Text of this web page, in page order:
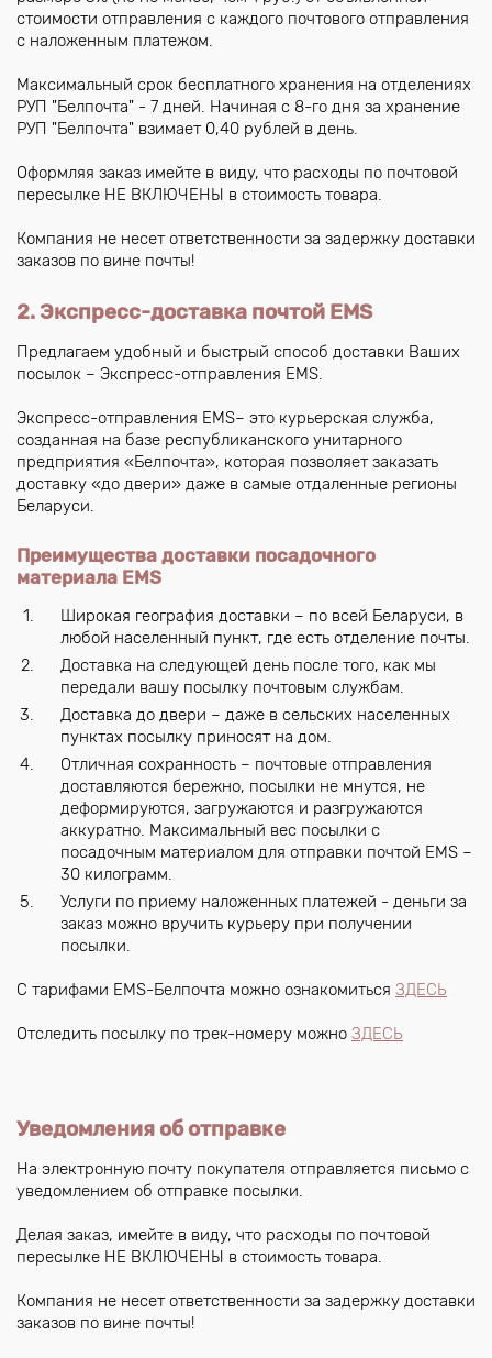
стоимости отправления с каждого почтового отправления
с наложенным платежом.
Максимальный срок бесплатного хранения на отделениях
РУП "Белпочта" - 7 дней. Начиная с 8-го дня за хранение
РУП "Белпочта" взимает 0,40 рублей в день.
Оформляя заказ имейте в виду, что расходы по почтовой
пересылке НЕ ВКЛЮЧЕНЫ в стоимость товара.
Компания не несет ответственности за задержку доставки
заказов по вине почты!
2. Экспресс-доставка почтой EMS
Предлагаем удобный и быстрый способ доставки Ваших
посылок – Экспресс-отправления EMS.
Экспресс-отправления EMS– это курьерская служба,
созданная на базе республиканского унитарного
предприятия «Белпочта», которая позволяет заказать
доставку «до двери» даже в самые отдаленные регионы
Беларуси.
Преимущества доставки посадочного
материала EMS
Широкая география доставки – по всей Беларуси, в
любой населенный пункт, где есть отделение почты.
Доставка на следующей день после того, как мы
передали вашу посылку почтовым службам.
Доставка до двери – даже в сельских населенных
пунктах посылку приносят на дом.
Отличная сохранность – почтовые отправления
доставляются бережно, посылки не мнутся, не
деформируются, загружаются и разгружаются
аккуратно. Максимальный вес посылки с
посадочным материалом для отправки почтой EMS –
30 килограмм.
Услуги по приему наложенных платежей - деньги за
заказ можно вручить курьеру при получении
посылки.
С тарифами EMS-Белпочта можно ознакомиться ЗДЕСЬ
Отследить посылку по трек-номеру можно ЗДЕСЬ
Уведомления об отправке
На электронную почту покупателя отправляется письмо с
уведомлением об отправке посылки.
Делая заказ, имейте в виду, что расходы по почтовой
пересылке НЕ ВКЛЮЧЕНЫ в стоимость товара.
Компания не несет ответственности за задержку доставки
заказов по вине почты!